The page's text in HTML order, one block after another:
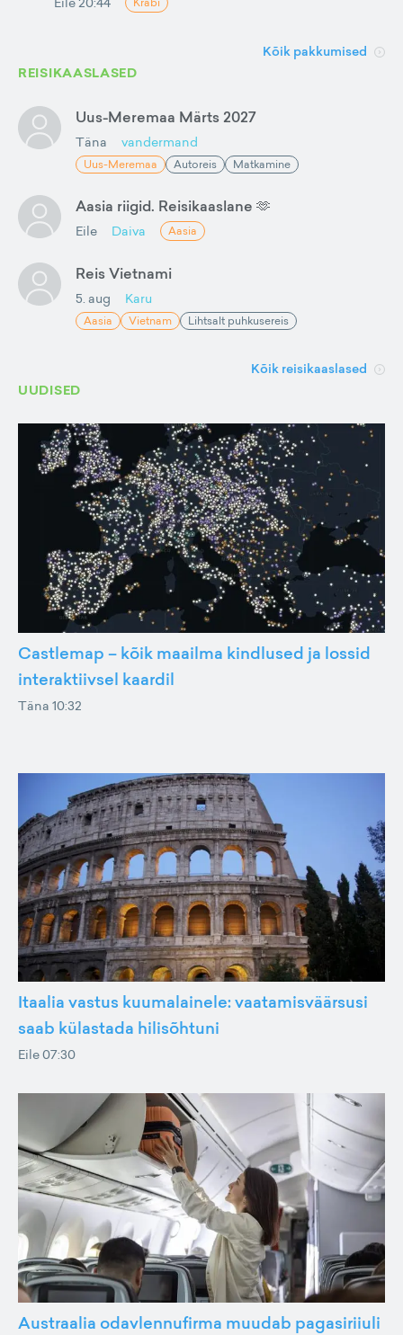
Kõik pakkumised
REISIKAASLASED
Uus-Meremaa Märts 2027
Täna vandermand
Uus-Meremaa Autoreis Matkamine
Aasia riigid. Reisikaaslane 🫶
Eile Daiva Aasia
Reis Vietnami
5. aug Karu
Aasia Vietnam Lihtsalt puhkusereis
Kõik reisikaaslased
UUDISED
Castlemap – kõik maailma kindlused ja lossid
interaktiivsel kaardil
Täna 10:32
Itaalia vastus kuumalainele: vaatamisväärsusi
saab külastada hilisõhtuni
Eile 07:30
Austraalia odavlennufirma muudab pagasiriiuli